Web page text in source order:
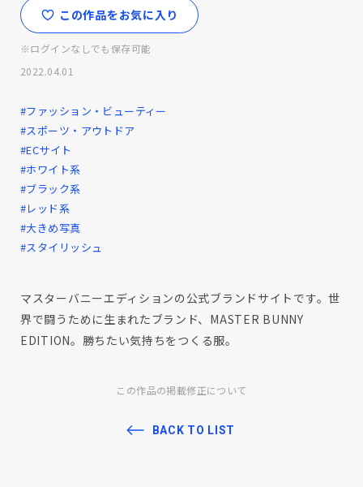
この作品をお気に入り
※ログインなしでも保存可能
2022.04.01
#ファッション・ビューティー
#スポーツ・アウトドア
#ECサイト
#ホワイト系
#ブラック系
#レッド系
#大きめ写真
#スタイリッシュ
マスターバニーエディションの公式ブランドサイトです。世
界で闘うために生まれたブランド、MASTER BUNNY
EDITION。勝ちたい気持ちをつくる服。
この作品の掲載修正について
BACK TO LIST